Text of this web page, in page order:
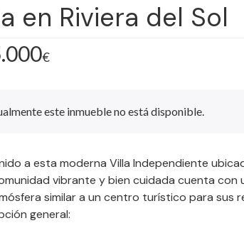
en Riviera del Sol
€
este inmueble no está disponible.
a esta moderna Villa Independiente
vibrante y bien cuidada cuenta con
similar a un centro turístico para sus
general: